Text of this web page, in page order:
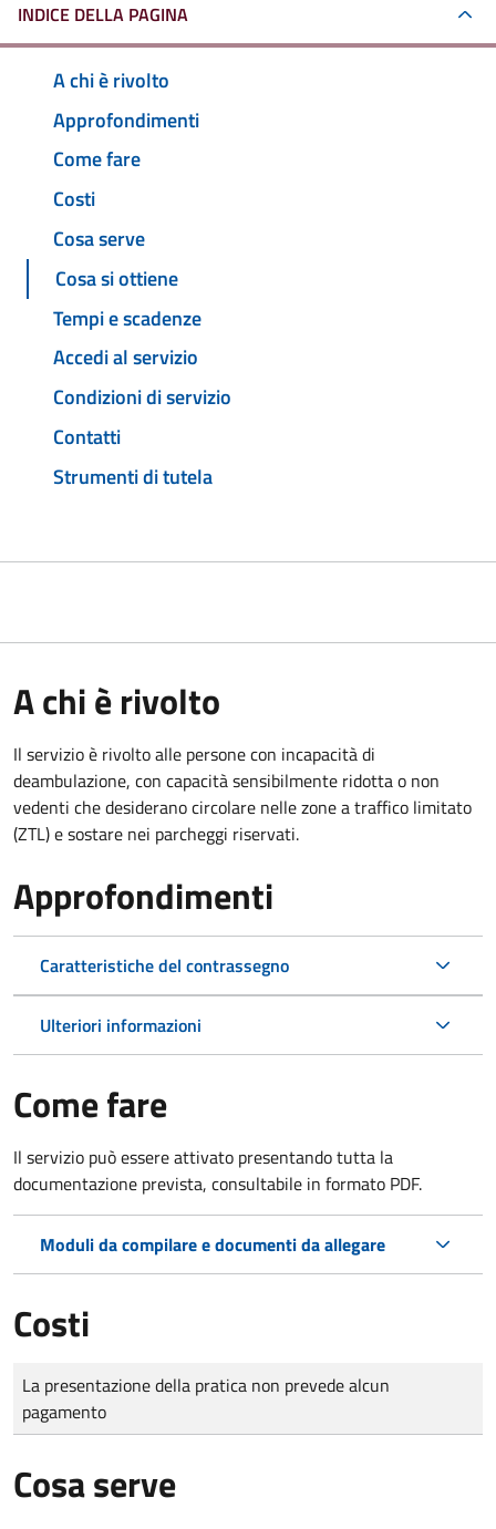
INDICE DELLA PAGINA
A chi è rivolto
Approfondimenti
Come fare
Costi
Cosa serve
Cosa si ottiene
Tempi e scadenze
Accedi al servizio
Condizioni di servizio
Contatti
Strumenti di tutela
A chi è rivolto
Il servizio è rivolto alle persone con incapacità di
deambulazione, con capacità sensibilmente ridotta o non
vedenti che desiderano circolare nelle zone a traffico limitato
(ZTL) e sostare nei parcheggi riservati.
Approfondimenti
Caratteristiche del contrassegno
Ulteriori informazioni
Come fare
Il servizio può essere attivato presentando tutta la
documentazione prevista, consultabile in formato PDF.
Moduli da compilare e documenti da allegare
Costi
Tipo di pagamento
Importo
La presentazione della pratica non prevede alcun
pagamento
Cosa serve